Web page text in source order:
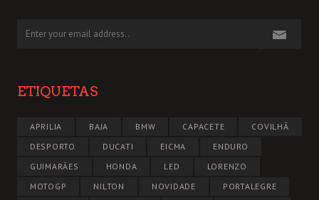
ETIQUETAS
APRILIA BAJA BMW CAPACETE
COVILHÃ
DESPORTO
DUCATI EICMA
ENDURO
GUIMARÃES
HONDA LED
LORENZO
MOTOGP
NILTON NOVIDADE
PORTALEGRE